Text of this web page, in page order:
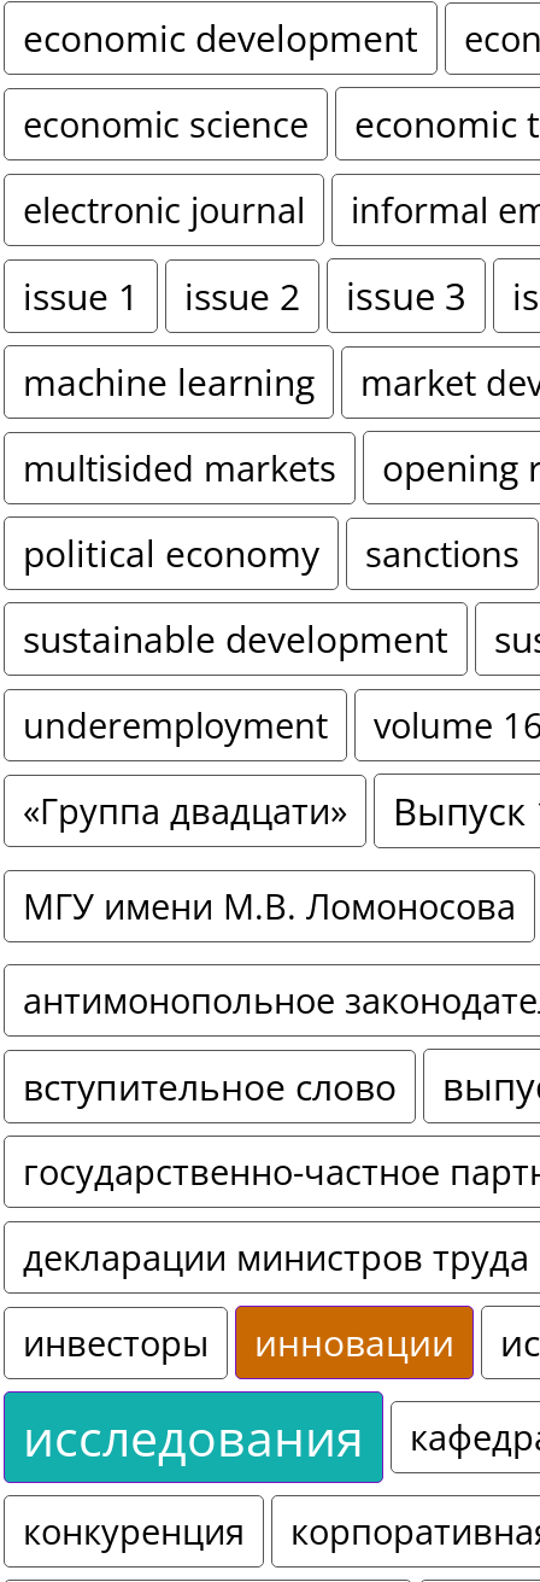
economic development
economic science
economic
electronic journal informal
issue 1 issue 2 issue 3
machine learning
market
multisided markets
opening
political economy
sanctions
sustainable development
underemployment
volume
«Группа двадцати»
Выпуск
МГУ имени М.В. Ломоносова
антимонопольное
вступительное слово
государственно-частное
декларации министров труда
инвесторы
инновации
исследования
конкуренция